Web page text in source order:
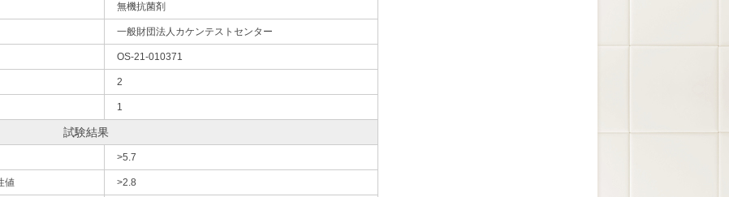
無機抗菌剤
一般財団法人カケンテストセンター
OS-21-010371
2
1
試験結果
>5.7
値 >2.8